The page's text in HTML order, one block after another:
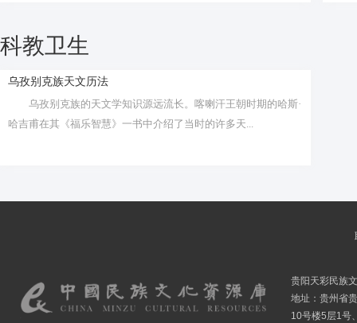
科教卫生
乌孜别克族天文历法
乌孜别克族的天文学知识源远流长。喀喇汗王朝时期的哈斯·
哈吉甫在其《福乐智慧》一书中介绍了当时的许多天...
贵阳天彩民族
地址：贵州省
10号楼5层1号